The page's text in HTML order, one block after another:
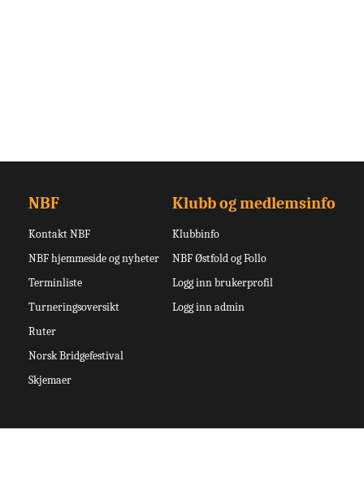
NBF
Kontakt NBF
NBF hjemmeside og nyheter
Terminliste
Turneringsoversikt
Ruter
Norsk Bridgefestival
Skjemaer
Klubb og medlemsinfo
Klubbinfo
NBF Østfold og Follo
Logg inn brukerprofil
Logg inn admin